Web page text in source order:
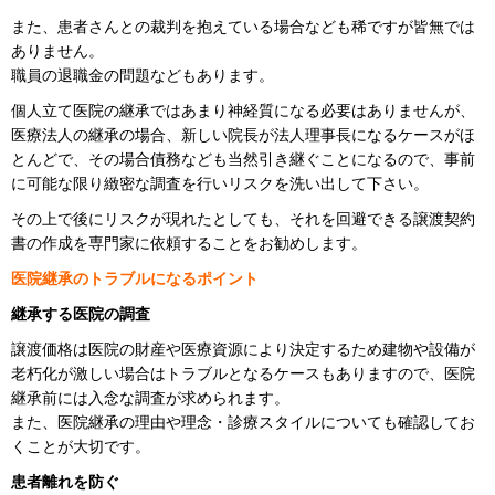
また、患者さんとの裁判を抱えている場合なども稀ですが皆無では
ありません。
職員の退職金の問題などもあります。
個人立て医院の継承ではあまり神経質になる必要はありませんが、
医療法人の継承の場合、新しい院長が法人理事長になるケースがほ
とんどで、その場合債務なども当然引き継ぐことになるので、事前
に可能な限り緻密な調査を行いリスクを洗い出して下さい。
その上で後にリスクが現れたとしても、それを回避できる譲渡契約
書の作成を専門家に依頼することをお勧めします。
医院継承のトラブルになるポイント
継承する医院の調査
譲渡価格は医院の財産や医療資源により決定するため建物や設備が
老朽化が激しい場合はトラブルとなるケースもありますので、医院
継承前には入念な調査が求められます。
また、医院継承の理由や理念・診療スタイルについても確認してお
くことが大切です。
患者離れを防ぐ